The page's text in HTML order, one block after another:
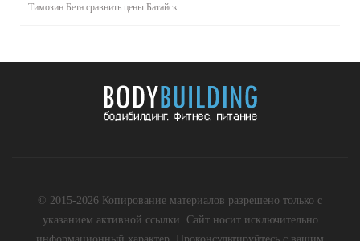
Tимозин Бета сравнить цены Батайск
© 2015-2026 Копирование материалов разрешено только с
указанием активной ссылки. Сайт носит исключительно